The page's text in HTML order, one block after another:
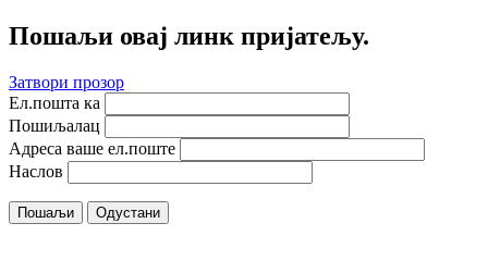
Пошаљи овај линк пријатељу.
Затвори прозор
Ел.пошта ка
Пошиљалац
Адреса ваше ел.поште
Наслов
Пошаљи Одустани